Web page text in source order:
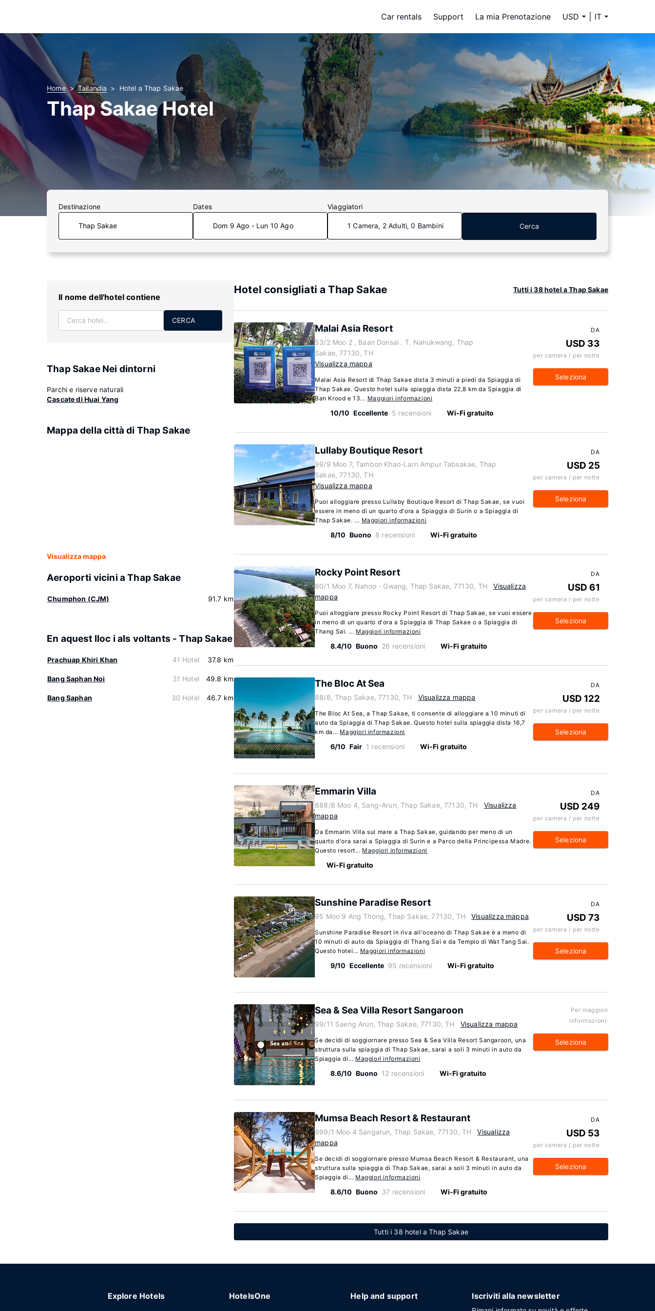
Car rentals Support La mia Prenotazione USD IT
Home Tailandia Hotel a Thap Sakae
Thap Sakae Hotel
Destinazione Dates
Dom 9 Ago - Lun 10 Ago
Viaggiatori
1 Camera, 2 Adulti, 0 Bambini Cerca
Il nome dell'hotel contiene
CERCA
Thap Sakae Nei dintorni
Parchi e riserve naturali
Cascate di Huai Yang
Mappa della città di Thap Sakae
Visualizza mappa
Aeroporti vicini a Thap Sakae
Chumphon (CJM) 91.7 km
En aquest lloc i als voltants - Thap Sakae
Prachuap Khiri Khan 41 Hotel 37.8 km
Bang Saphan Noi 31 Hotel 49.8 km
Bang Saphan 30 Hotel 46.7 km
Hotel consigliati a Thap Sakae Tutti i 38 hotel a Thap Sakae
Malai Asia Resort
53/2 Moo 2 , Baan Donsai . T. Nahukwang, Thap
Sakae, 77130, TH
Visualizza mappa
Malai Asia Resort di Thap Sakae dista 3 minuti a piedi da Spiaggia di
Thap Sakae. Questo hotel sulla spiaggia dista 22,8 km da Spiaggia di
Ban Krood e 13... Maggiori informazioni
10/10 Eccellente 5 recensioni Wi-Fi gratuito
DA
USD 33
per camera / per notte
Seleziona
Lullaby Boutique Resort
99/9 Moo 7, Tambon Khao-Larn Ampur Tabsakae, Thap
Sakae, 77130, TH
Visualizza mappa
Puoi alloggiare presso Lullaby Boutique Resort di Thap Sakae, se vuoi
essere in meno di un quarto d'ora a Spiaggia di Surin o a Spiaggia di
Thap Sakae. ... Maggiori informazioni
8/10 Buono 8 recensioni Wi-Fi gratuito
DA
USD 25
per camera / per notte
Seleziona
Rocky Point Resort
90/1 Moo 7, Nahoo - Gwang, Thap Sakae, 77130, TH
Visualizza
mappa
Puoi alloggiare presso Rocky Point Resort di Thap Sakae, se vuoi essere
in meno di un quarto d'ora a Spiaggia di Thap Sakae o a Spiaggia di
Thang Sai. ... Maggiori informazioni
8.4/10 Buono 26 recensioni Wi-Fi gratuito
DA
USD 61
per camera / per notte
Seleziona
The Bloc At Sea
88/8, Thap Sakae, 77130, TH Visualizza mappa
The Bloc At Sea, a Thap Sakae, ti consente di alloggiare a 10 minuti di
auto da Spiaggia di Thap Sakae. Questo hotel sulla spiaggia dista 16,7
km da... Maggiori informazioni
6/10 Fair 1 recensioni Wi-Fi gratuito
DA
USD 122
per camera / per notte
Seleziona
Emmarin Villa
888/8 Moo 4, Sang-Arun, Thap Sakae, 77130, TH
Visualizza
mappa
Da Emmarin Villa sul mare a Thap Sakae, guidando per meno di un
quarto d'ora sarai a Spiaggia di Surin e a Parco della Principessa Madre.
Questo resort... Maggiori informazioni
Wi-Fi gratuito
DA
USD 249
per camera / per notte
Seleziona
Sunshine Paradise Resort
95 Moo 9 Ang Thong, Thap Sakae, 77130, TH Visualizza mappa
Sunshine Paradise Resort in riva all'oceano di Thap Sakae è a meno di
10 minuti di auto da Spiaggia di Thang Sai e da Tempio di Wat Tang Sai.
Questo hotel... Maggiori informazioni
9/10 Eccellente 95 recensioni Wi-Fi gratuito
DA
USD 73
per camera / per notte
Seleziona
Sea & Sea Villa Resort Sangaroon
99/11 Saeng Arun, Thap Sakae, 77130, TH Visualizza mappa
Se decidi di soggiornare presso Sea & Sea Villa Resort Sangaroon, una
struttura sulla spiaggia di Thap Sakae, sarai a soli 3 minuti in auto da
Spiaggia di... Maggiori informazioni
8.6/10 Buono 12 recensioni Wi-Fi gratuito
Per maggiori
informazioni:
Seleziona
Mumsa Beach Resort & Restaurant
999/1 Moo 4 Sangarun, Thap Sakae, 77130, TH
Visualizza
mappa
Se decidi di soggiornare presso Mumsa Beach Resort & Restaurant, una
struttura sulla spiaggia di Thap Sakae, sarai a soli 3 minuti in auto da
Spiaggia di... Maggiori informazioni
8.6/10 Buono 37 recensioni Wi-Fi gratuito
DA
USD 53
per camera / per notte
Seleziona
Tutti i 38 hotel a Thap Sakae
Explore Hotels HotelsOne Help and support Iscriviti alla newsletter